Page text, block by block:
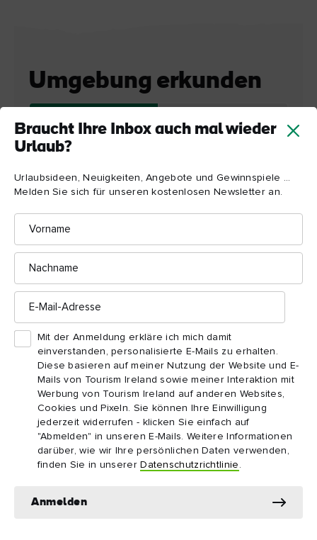
Braucht Ihre Inbox auch mal wieder
Urlaub?
Urlaubsideen, Neuigkeiten, Angebote und Gewinnspiele ...
Melden Sie sich für unseren kostenlosen Newsletter an.
Vorname
Nachname
E-
Mail-
Mit der Anmeldung erkläre ich mich damit
einverstanden, personalisierte E-Mails zu erhalten.
Diese basieren auf meiner Nutzung der Website und E-
Mails von Tourism Ireland sowie meiner Interaktion mit
Werbung von Tourism Ireland auf anderen Websites,
Cookies und Pixeln. Sie können Ihre Einwilligung
jederzeit widerrufen - klicken Sie einfach auf
"Abmelden" in unseren E-Mails. Weitere Informationen
darüber, wie wir Ihre persönlichen Daten verwenden,
finden Sie in unserer Datenschutzrichtlinie .
Anmelden
Umgebung erkunden
Titanic Belfast
St George's